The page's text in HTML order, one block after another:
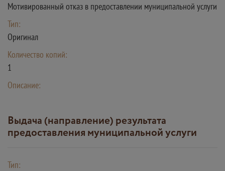
Мотивированный отказ в предоставлении муниципальной услуги
Тип:
Оригинал
Количество копий:
1
Описание:
Выдача (направление) результата
предоставления муниципальной услуги
Тип: